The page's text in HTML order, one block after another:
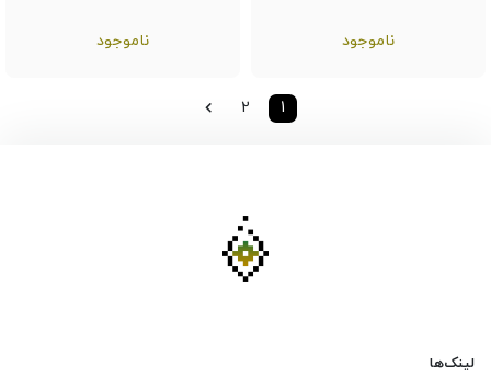
ناموجود
ناموجود
1
2
لینک‌ها